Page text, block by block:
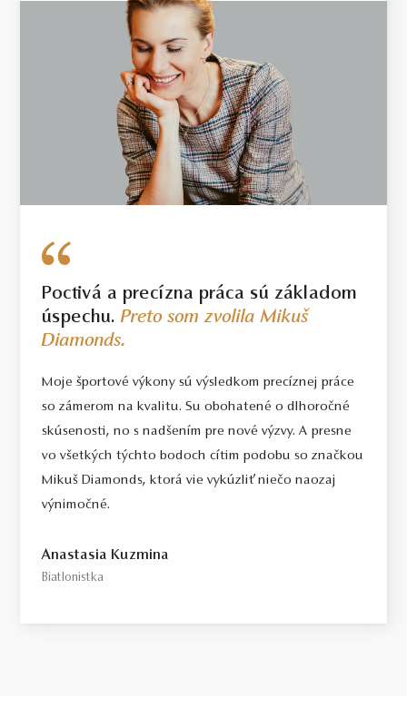
Poctivá a precízna práca sú základom
úspechu.Preto som zvolila Mikuš
Diamonds.
Moje športové výkony sú výsledkom precíznej práce
so zámerom na kvalitu. Su obohatené o dlhoročné
skúsenosti, no s nadšením pre nové výzvy. A presne
vo všetkých týchto bodoch cítim podobu so značkou
Mikuš Diamonds, ktorá vie vykúzliť niečo naozaj
výnimočné.
Anastasia Kuzmina
Biatlonistka